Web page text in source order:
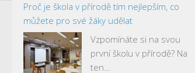
Proč je škola v přírodě tím nejlepším, co
můžete pro své žáky udělat
Vzpomínáte si na svou
první školu v přírodě? Na
ten…